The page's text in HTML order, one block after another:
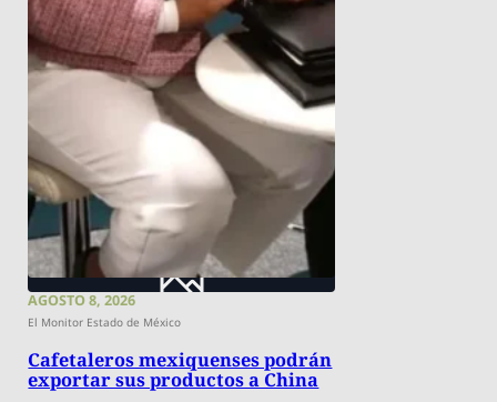
AGOSTO 8, 2026
El Monitor Estado de México
Cafetaleros mexiquenses podrán
exportar sus productos a China